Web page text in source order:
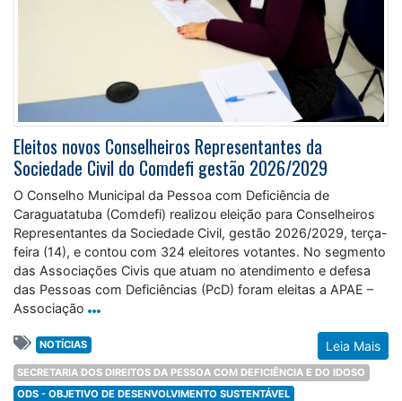
Eleitos novos Conselheiros Representantes da
Sociedade Civil do Comdefi gestão 2026/2029
O Conselho Municipal da Pessoa com Deficiência de
Caraguatatuba (Comdefi) realizou eleição para Conselheiros
Representantes da Sociedade Civil, gestão 2026/2029, terça-
feira (14), e contou com 324 eleitores votantes. No segmento
das Associações Civis que atuam no atendimento e defesa
das Pessoas com Deficiências (PcD) foram eleitas a APAE –
Associação
Leia Mais
NOTÍCIAS
SECRETARIA DOS DIREITOS DA PESSOA COM DEFICIÊNCIA E DO IDOSO
ODS - OBJETIVO DE DESENVOLVIMENTO SUSTENTÁVEL